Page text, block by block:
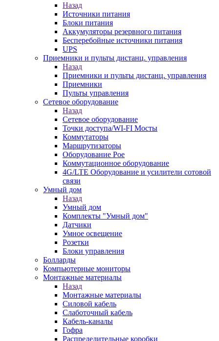
Назад
Источники питания
Блоки питания
Аккумуляторы резервного питания
Бесперебойные источники питания
UPS
Приемники и пульты дистанц. управления
Назад
Приемники и пульты дистанц. управления
Приемники
Пульты управления
Сетевое оборудование
Назад
Сетевое оборудование
Точки доступа/WI-FI Мосты
Коммутаторы
Маршрутизаторы
Оборудование Poe
Коммутационное оборудование
4G/LTE Оборудование и усилители сотовой
связи
Умный дом
Назад
Умный дом
Комплекты "Умный дом"
Датчики
Умное освещение
Розетки
Блоки управления
Болларды
Компьютерные мониторы
Монтажные материалы
Назад
Монтажные материалы
Силовой кабель
Слаботочный кабель
Кабель-каналы
Гофра
Распределительные коробки